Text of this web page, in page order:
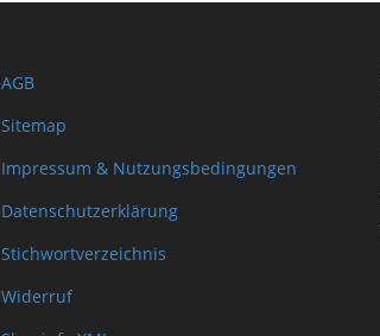
AGB
Sitemap
Impressum & Nutzungsbedingungen
Datenschutzerklärung
Stichwortverzeichnis
Widerruf